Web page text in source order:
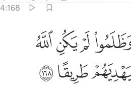
4:168
ليغفر لهم ولا ليهديهم طريقا ١٦٨
ٱللَّهُ لِيَغْفِرَ لَهُمْ وَلَا لِيَهْدِيَهُمْ طَرِيقًا ١٦٨
ﲠﲡﲢ
ﲧﲨ